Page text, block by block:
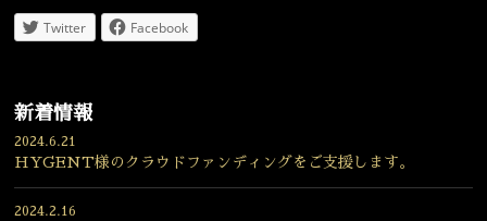
Twitter Facebook
新着情報
2024.6.21
HYGENT様のクラウドファンディングをご支援します。
2024.2.16